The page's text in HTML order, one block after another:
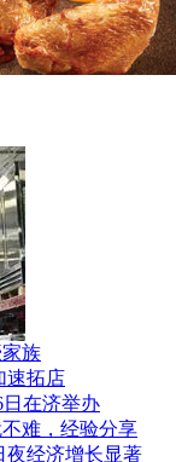
族
速拓店
日在济举办
难，经验分享
夜经济增长显著